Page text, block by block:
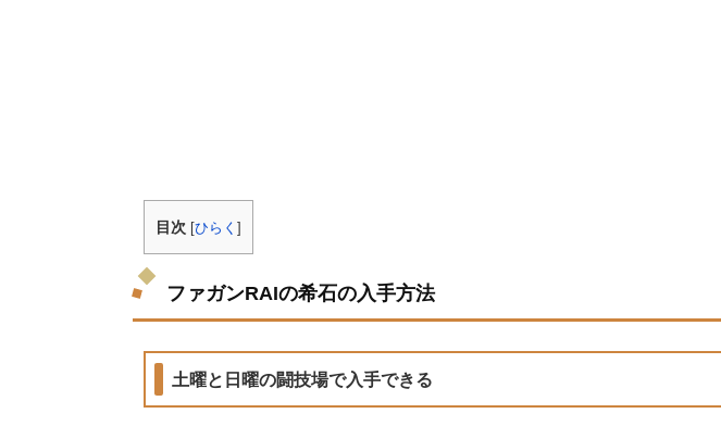
目次 [ひらく ]
ファガンRAIの希石の入手方法
土曜と日曜の闘技場で入手できる